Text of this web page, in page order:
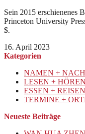
Sein 2015 erschienenes
Princeton University
$.
16. April 2023
Kategorien
NAMEN +
LESEN + HÖREN
ESSEN + REISEN
TERMINE +
Neueste Beiträge